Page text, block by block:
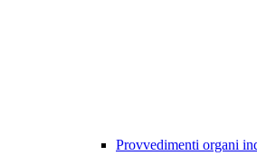
Provvedimenti organi